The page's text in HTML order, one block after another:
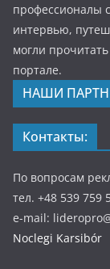
профессионалы
интервью,
могли
портале.
НАШИ
Контакты:
По вопросам
тел. +48 539 759
e-mail:
Noclegi Karsibór